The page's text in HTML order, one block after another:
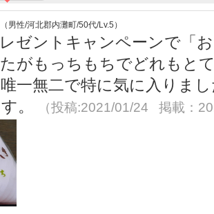
男性/河北郡内灘町/50代/Lv.5）
ゼントキャンペーンで「
がもっちもちでどれもと
一無二で特に気に入りま
。
（投稿:2021/01/24 掲載：